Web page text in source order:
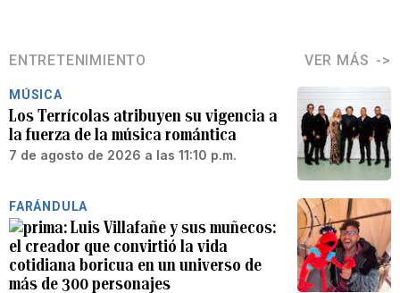
ENTRETENIMIENTO VER MÁS
MÚSICA
Los Terrícolas atribuyen su vigencia a
la fuerza de la música romántica
7 de agosto de 2026 a las 11:10 p.m.
FARÁNDULA
Luis Villafañe y sus muñecos:
el creador que convirtió la vida
cotidiana boricua en un universo de
más de 300 personajes